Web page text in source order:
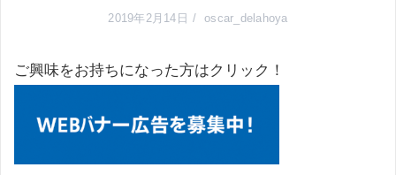
2019年2月14日 oscar_delahoya
ご興味をお持ちになった方はクリック！